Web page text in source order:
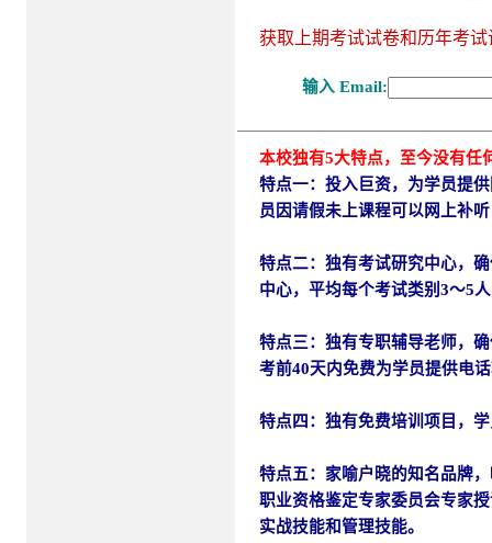
获取上期考试试卷和历年考试
本校独有5大特点，至今没有任
特点一：投入巨资，为学员提
员因请假未上课程可以网上补
特点二：独有考试研究中心，
中心，平均每个考试类别3～5
特点三：独有专职辅导老师，
考前40天内免费为学员提供电
特点四：独有免费培训项目，
特点五： 家喻户晓的知名品牌
职业资格鉴定专家委员会专家
实战技能和管理技能。